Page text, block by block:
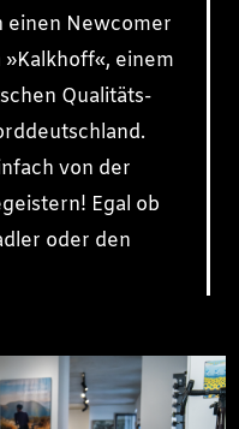
einen Newcomer
»Kalkhoff«, einem
Qualitäts-
von der
Egal ob
oder den